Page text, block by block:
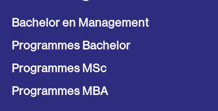
Bachelor en Management
Programmes Bachelor
Programmes MSc
Programmes MBA